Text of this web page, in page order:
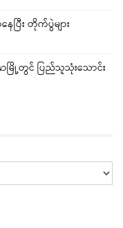
ပြီး တိုက်ပွဲများ
မြို့တွင် ပြည်သူသုံးသောင်း